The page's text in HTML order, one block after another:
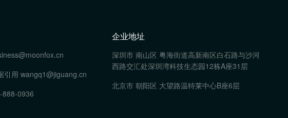
引用 wangq1@jiguang.cn
888-0936
企业地址
深圳市 南山区 粤海街道高新南区白石路与沙河
西路交汇处深圳湾科技生态园12栋A座31层
北京市 朝阳区 大望路温特莱中心B座6层